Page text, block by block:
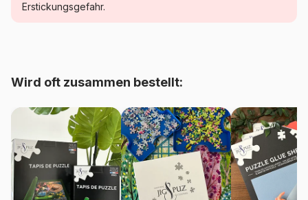
Artikelnummer Master-Pieces-72104
EAN 705988721045
Teileanzahl 1000 Teile
Erstickungsgefahr.
Wird oft zusammen bestellt: